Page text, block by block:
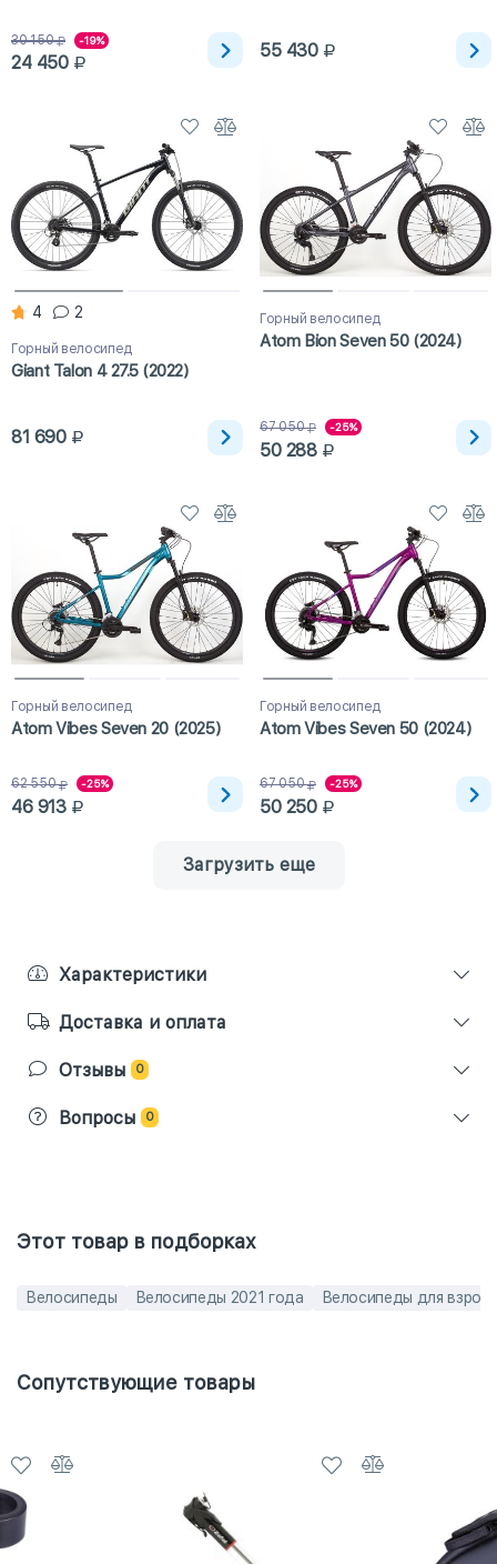
30 150 -19%
24 450
55 430
4 2
Горный велосипед
Giant Talon 4 27.5 (2022)
81 690
Горный велосипед
Atom Bion Seven 50 (2024)
67 050 -25%
50 288
Горный велосипед
Atom Vibes Seven 20 (2025)
62 550 -25%
46 913
Горный велосипед
Atom Vibes Seven 50 (2024)
67 050 -25%
50 250
Загрузить еще
Характеристики
Доставка и оплата
Отзывы 0
Вопросы 0
Этот товар в подборках
Велосипеды Велосипеды 2021 года Велосипеды для
Сопутствующие товары